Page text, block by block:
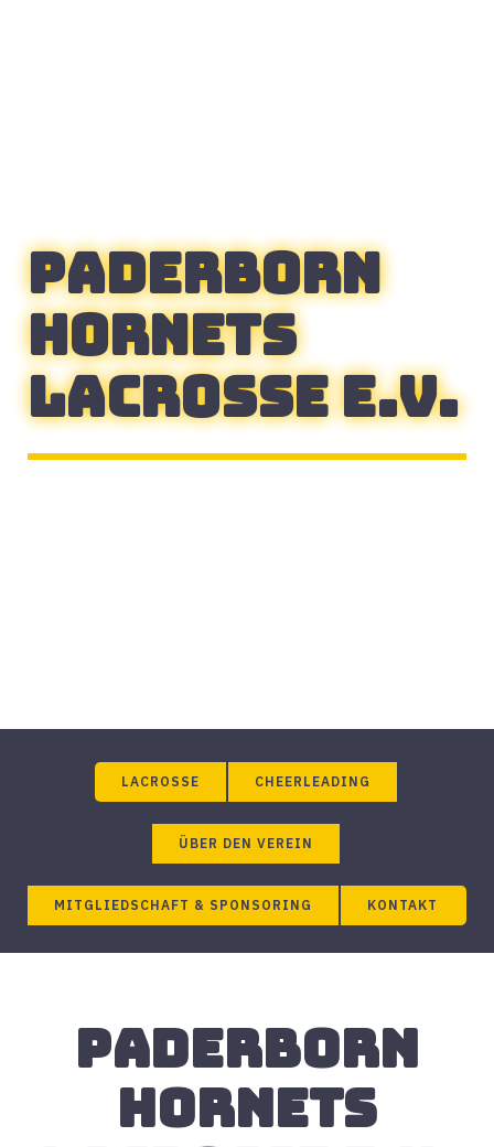
paderborn
hornets
lacrosse E.V.
LACROSSE CHEERLEADING
ÜBER DEN VEREIN
MITGLIEDSCHAFT & SPONSORING KONTAKT
Paderborn
Hornets